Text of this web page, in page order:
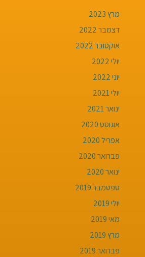
מרץ 2023
דצמבר 2022
אוקטובר 2022
יולי 2022
יוני 2022
יולי 2021
ינואר 2021
אוגוסט 2020
אפריל 2020
פברואר 2020
ינואר 2020
ספטמבר 2019
יולי 2019
מאי 2019
מרץ 2019
פברואר 2019